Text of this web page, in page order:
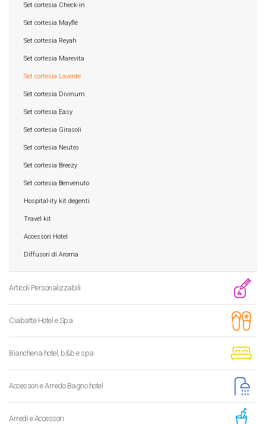
Set cortesia Check-in
Set cortesia Mayflé
Set cortesia Reyah
Set cortesia Marevita
Set cortesia Laverde
Set cortesia Divinum
Set cortesia Easy
Set cortesia Girasoli
Set cortesia Neutro
Set cortesia Breezy
Set cortesia Benvenuto
Hospital-ity kit degenti
Travel kit
Accessori Hotel
Diffusori di Aroma
Articoli Personalizzabili
Ciabatte Hotel e Spa
Biancheria hotel, b&b e spa
Accessori e Arredo Bagno hotel
Arredi e Accessori